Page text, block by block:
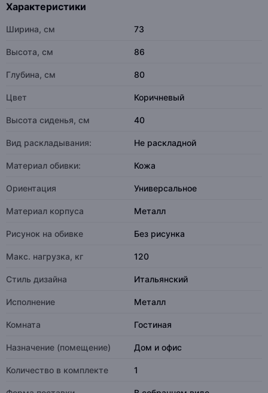
Характеристики
Ширина, см 73
Высота, см 86
Глубина, см 80
Цвет Коричневый
Высота сиденья, см 40
Вид раскладывания: Не раскладной
Материал обивки: Кожа
Ориентация Универсальное
Материал корпуса Металл
Рисунок на обивке Без рисунка
Макс. нагрузка, кг 120
Стиль дизайна Итальянский
Исполнение Металл
Комната Гостиная
Назначение (помещение) Дом и офис
Количество в комплекте 1